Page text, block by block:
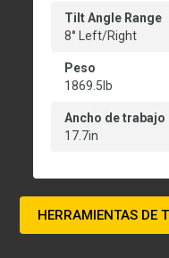
Tilt Angle Range
8° Left/Right
Peso
1869.5lb
Ancho de trabajo
17.7in
HERRAMIENTAS DE